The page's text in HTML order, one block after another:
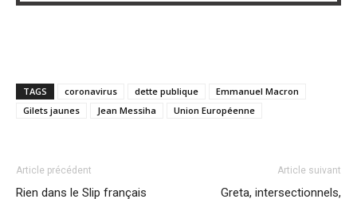
TAGS coronavirus dette publique
Emmanuel Macron
Gilets jaunes
Jean Messiha Union Européenne
Article précédent
Rien dans le Slip français
Article suivant
Greta, intersectionnels,